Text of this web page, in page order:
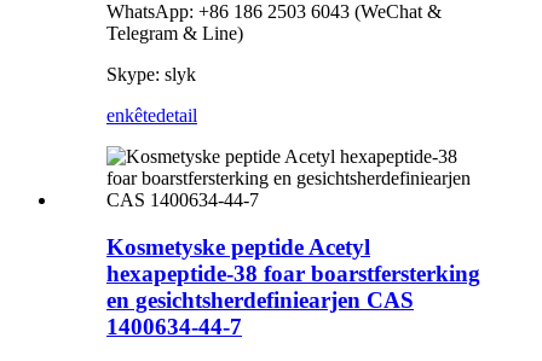
WhatsApp: +86 186 2503 6043 (WeChat &
Telegram & Line)
Skype: slyk
enkêtedetail
Kosmetyske peptide Acetyl
hexapeptide-38 foar boarstfersterking
en gesichtsherdefiniearjen CAS
1400634-44-7